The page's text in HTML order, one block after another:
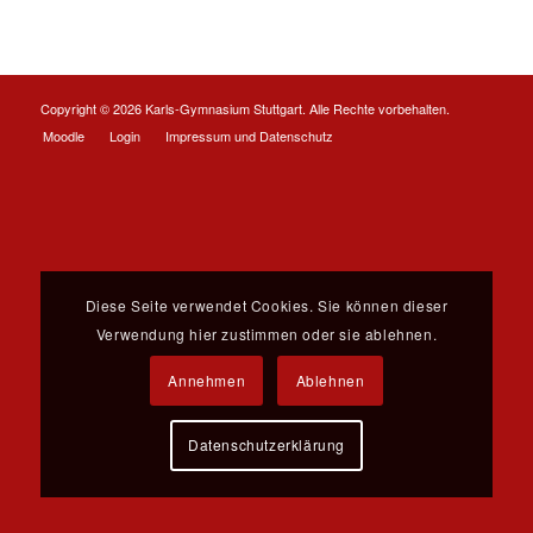
Copyright ©2026 Karls-Gymnasium Stuttgart. Alle Rechte vorbehalten.
Moodle
Login Impressum und Datenschutz
Diese Seite verwendet Cookies. Sie können dieser
Verwendung hier zustimmen oder sie ablehnen.
Annehmen Ablehnen
Datenschutzerklärung